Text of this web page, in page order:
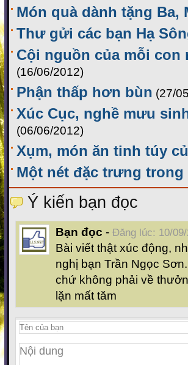
Món quà dành tặng Ba,
Thư gửi các bạn Hạ
Cội nguồn của mỗi
(16/06/2012)
Phận thấp hơn bùn (27/
Xúc Cục, nghề mưu
(06/06/2012)
Xụm, món ăn tinh túy
Một nét đặc trưng
Ý kiến bạn đọc
Bạn đọc - Đăng lúc: 10/
Bài viết thật xúc động,
nghị bạn Trần Ngọc
chứ không phải về
lặn mất tăm